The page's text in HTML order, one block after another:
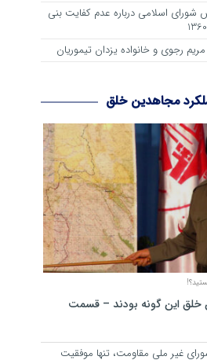
شورای اسلامی درباره عدم كفایت بنی
رجوی و خانواده یزدان تیموریان
مجاهدین خلق
خلق این گونه بودند – قسمت
غیر ملی مقاومت، تنها موفقیت